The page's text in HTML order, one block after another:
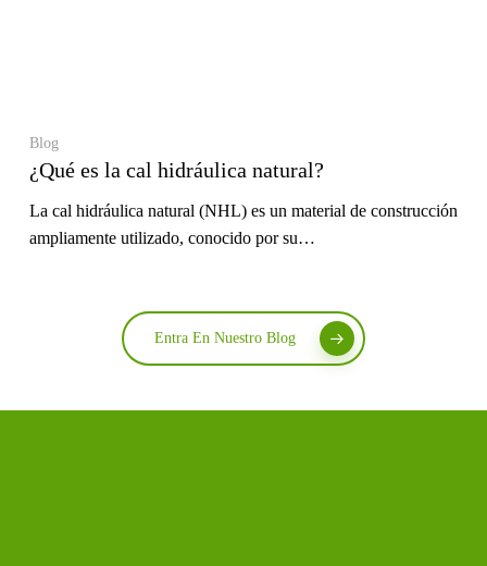
Blog
¿Qué es la cal hidráulica natural?
La cal hidráulica natural (NHL) es un material de construcción
ampliamente utilizado, conocido por su…
Entra En Nuestro Blog